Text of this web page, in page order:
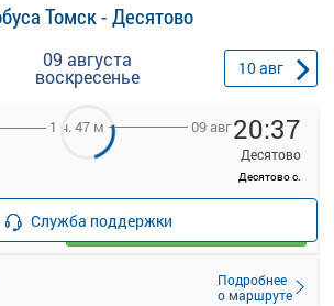
Томск - Десятово
09 августа
воскресенье 10авг
1 ч. 47 м 09 авг20:37
Десятово
Десятово с.
Подробнее
о маршруте
Загрузить цену
Служба поддержки